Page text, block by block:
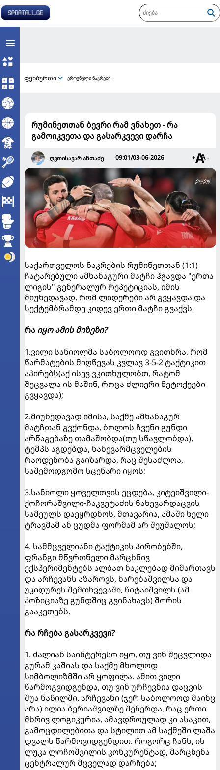
ფეხბურთი ეროვნული ნაკრები
რუმინეთთან ბევრი რამ ვნახეთ - რა
გამოიკვეთა და გასარკვევი დარჩა
ღვთისავარ ანთაძე 09:01/03-06-2026 + -
საქართველოს ნაკრების რუმინეთთან (1:1)
ჩატარებული ამხანაგური მატჩი ჰგავდა "ერთა
ლიგის" გენერალურ რეპეტიციას, იმის
მიუხედავად, რომ ლიდერები არ გვყავდა და
სექტემბრამდე კიდევ ერთი მატჩი გვაქვს.
რა იყო ამის მიზეზი?
1.ვილი სანიოლმა საბოლოოდ გვითხრა, რომ
წარმატების მიღწევას კვლავ 3-5-2 ტაქტიკით
აპირებს(აქ ისევ ვკითხულობთ, რატომ
შეცვალა ის მაშინ, როცა ძლიერი მეტოქეები
გვყავდა);
2.მიუხედავად იმისა, საქმე ამხანაგურ
მატჩთან გვქონდა, ბოლოს ჩვენი გუნდი
არწაგებაზე თამაშობდა(თუ სწავლობდა),
ტემპს აგდებდა, ნახევარმცველების
რაოდენობა გაიზარდა, რაც შესაძლოა,
საშემოდგომო სცენარი იყოს;
3.სანიოლი ყოველთვის ეცდება, კიტეიშვილი-
ქოჩორაშვილი-ჩაკვეტაძის ნახევარდაცვის
სამეულს დაეყრდნოს, მთავარია, ამაში ხელი
ტრავმამ ან ცუდმა ფორმამ არ შეუშალოს;
4. სამმცველიანი ტაქტიკის პირობებში,
ფრანგი მწვრთნელი მარცხნივ
ექსპერიმენტებს ალბათ ნაკლებად მიმართავს
და არჩევანს აზაროვს, ხარებაშვილსა და
უკიდურეს შემთხვევაში, წიტაიშვილს (ამ
პოზიციაზე გუნდშიც გვინახავს) შორის
გააკეთებს.
რა რჩება გასარკვევი?
1. ძალიან საინტერესო იყო, თუ ვინ შეცვლიდა
გურამ კაშიას და საქმე მხოლოდ
სიმბოლიზმში არ ყოფილა. ამით ვილი
წარმოგვიდგენდა, თუ ვინ ურჩევნია დაცვის
შუა ნაწილში. არჩევანი (ჯერ საბოლოოდ მაინც
არა) ილია ბერიაშვილზე შეჩერდა, რაც ერთი
მხრივ ლოგიკურია, ამავდროულად კი ასაკით,
გამოცდილებითა და სტილით ამ საქმეში ლაშა
დვალს წარმოვიდგენდით. როგორც ჩანს, ის
ლუკა ლოჩოშვილის კონკურენტად, მარცხენა
ცენტრალურ მცველად დარჩება;